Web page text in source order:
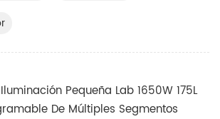
Pequeña Lab 1650W 175L
De Múltiples Segmentos